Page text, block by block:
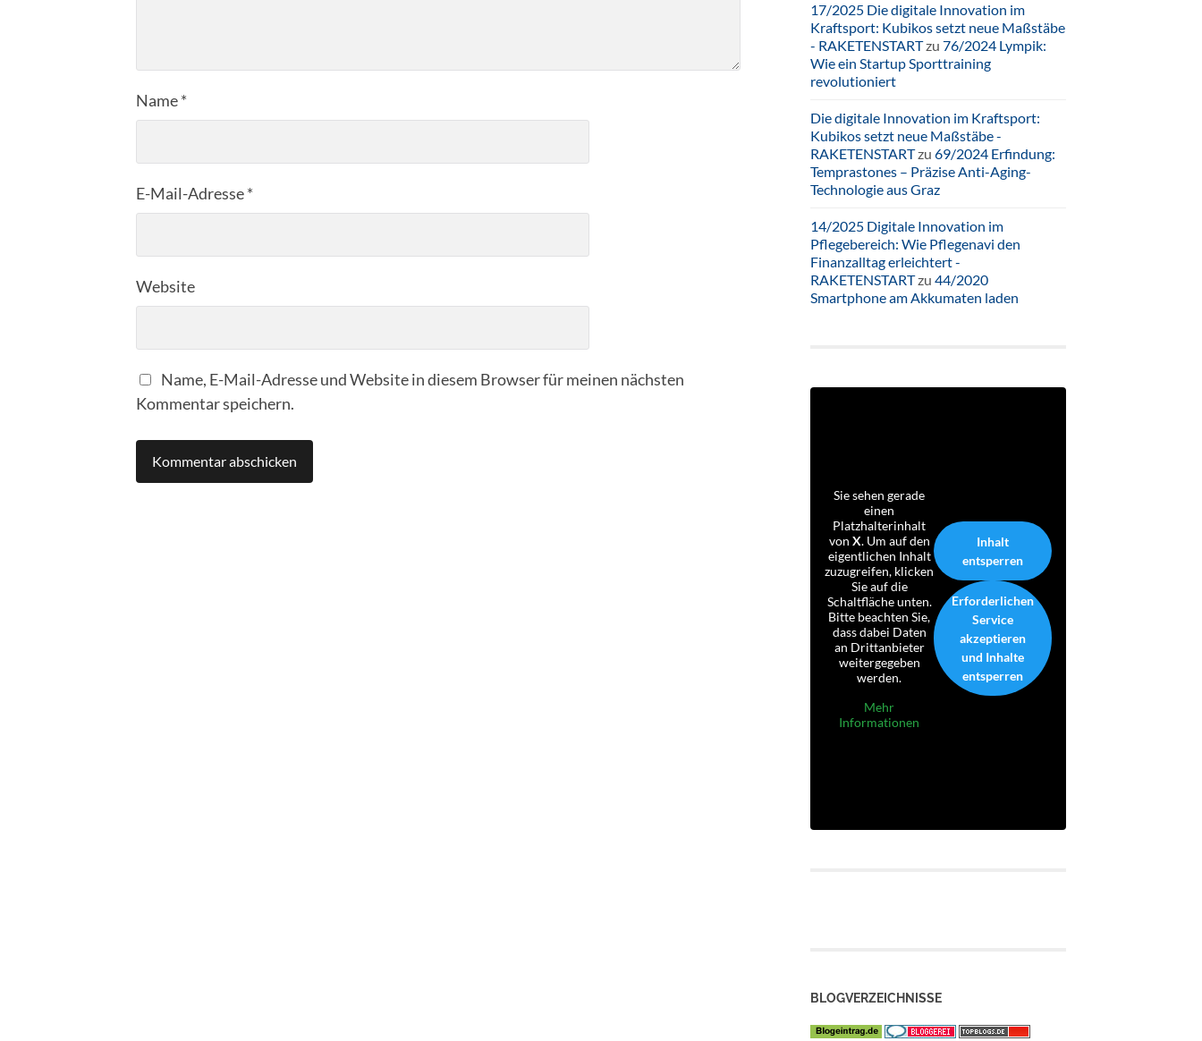
Name*
E-Mail-Adresse*
Website
Name, E-Mail-Adresse und Website in diesem Browser für meinen nächsten
Kommentar speichern.
17/2025 Die digitale Innovation im
Kraftsport: Kubikos setzt neue Maßstäbe
- RAKETENSTARTzu 76/2024 Lympik:
Wie ein Startup Sporttraining
revolutioniert
Die digitale Innovation im Kraftsport:
Kubikos setzt neue Maßstäbe -
RAKETENSTARTzu 69/2024 Erfindung:
Temprastones – Präzise Anti-Aging-
Technologie aus Graz
14/2025 Digitale Innovation im
Pflegebereich: Wie Pflegenavi den
Finanzalltag erleichtert -
RAKETENSTARTzu 44/2020
Smartphone am Akkumaten laden
Sie sehen gerade
einen
Platzhalterinhalt
von X. Um auf den
eigentlichen Inhalt
zuzugreifen, klicken
Sie auf die
Schaltfläche unten.
Bitte beachten Sie,
dass dabei Daten
an Drittanbieter
weitergegeben
werden.
Mehr
Informationen
Inhalt
entsperren
Erforderlichen
Service
akzeptieren
und Inhalte
entsperren
BLOGVERZEICHNISSE